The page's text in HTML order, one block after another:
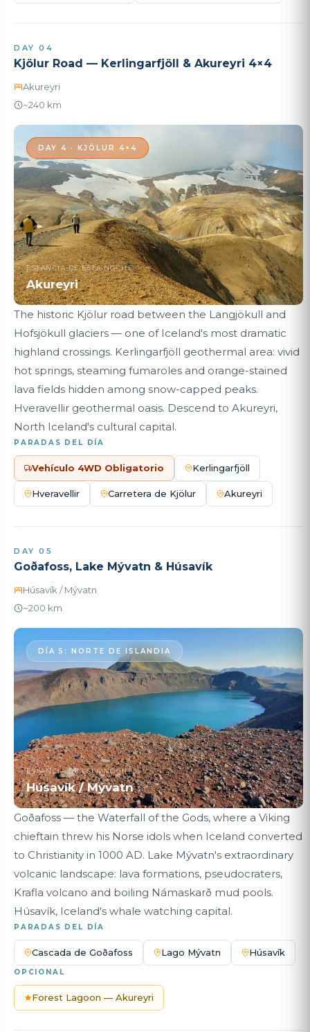
DAY 04
Kjölur Road — Kerlingarfjöll & Akureyri 4×4
Akureyri
~240 km
DAY 4 · KJÖLUR 4×4
ESTANCIA DE ESTA NOCHE
Akureyri
The historic Kjölur road between the Langjökull and
Hofsjökull glaciers — one of Iceland's most dramatic
highland crossings. Kerlingarfjöll geothermal area: vivid
hot springs, steaming fumaroles and orange-stained
lava fields hidden among snow-capped peaks.
Hveravellir geothermal oasis. Descend to Akureyri,
North Iceland's cultural capital.
PARADAS DEL DÍA
Vehículo 4WD Obligatorio Kerlingarfjöll
Hveravellir Carretera de Kjölur Akureyri
DAY 05
Goðafoss, Lake Mývatn & Húsavík
Húsavík / Mývatn
~200 km
DÍA 5: NORTE DE ISLANDIA
ESTANCIA DE ESTA NOCHE
Húsavík / Mývatn
Goðafoss — the Waterfall of the Gods, where a Viking
chieftain threw his Norse idols when Iceland converted
to Christianity in 1000 AD. Lake Mývatn's extraordinary
volcanic landscape: lava formations, pseudocraters,
Krafla volcano and boiling Námaskarð mud pools.
Húsavík, Iceland's whale watching capital.
PARADAS DEL DÍA
Cascada de Goðafoss Lago Mývatn Húsavík
OPCIONAL
Forest Lagoon — Akureyri